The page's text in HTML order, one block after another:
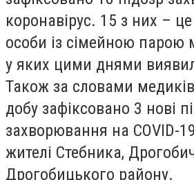
коронавірус. 15 з них – це
особи із сімейною парою
у яких цими днями
Також за словами
добу зафіксовано 3 нові
захворювання на COVID-
жителі Стебника,
Дрогобицького району.